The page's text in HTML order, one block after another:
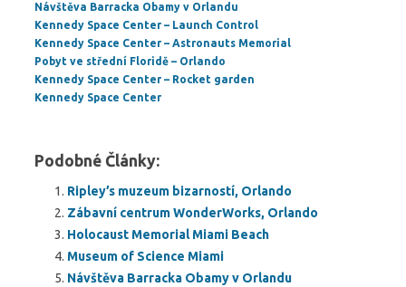
Návštěva Barracka Obamy v Orlandu
Kennedy Space Center – Launch Control
Kennedy Space Center – Astronauts Memorial
Pobyt ve střední Floridě – Orlando
Kennedy Space Center – Rocket garden
Kennedy Space Center
Podobné Články:
Ripley’s muzeum bizarností, Orlando
Zábavní centrum WonderWorks, Orlando
Holocaust Memorial Miami Beach
Museum of Science Miami
Návštěva Barracka Obamy v Orlandu